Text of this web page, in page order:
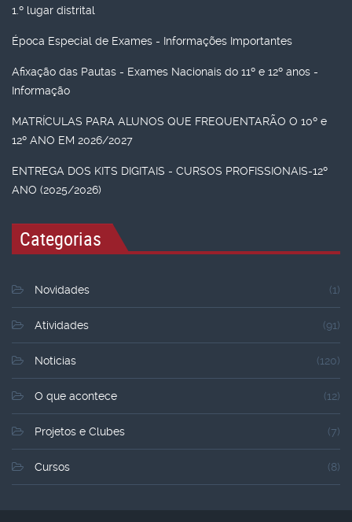
1.º lugar distrital
Época Especial de Exames - Informações Importantes
Afixação das Pautas - Exames Nacionais do 11º e 12º anos -
Informação
MATRÍCULAS PARA ALUNOS QUE FREQUENTARÃO O 10º e
12º ANO EM 2026/2027
ENTREGA DOS KITS DIGITAIS - CURSOS PROFISSIONAIS-12º
ANO (2025/2026)
Categorias
Novidades (1)
Atividades (91)
Noticias (120)
O que acontece (12)
Projetos e Clubes (7)
Cursos (8)